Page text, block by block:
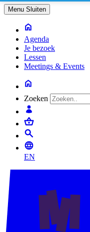
Menu Sluiten
Agenda
Je bezoek
Lessen
Meetings & Events
Zoeken
EN